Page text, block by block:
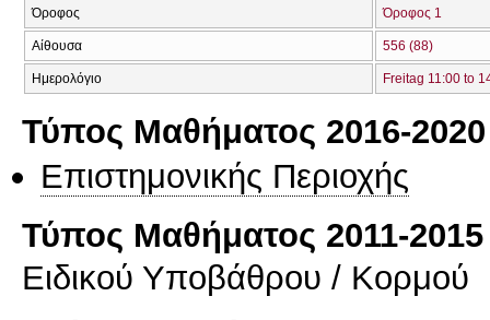
Όροφος Όροφος 1
Αίθουσα 556 (88)
Ημερολόγιο Freitag 11:00 to
Τύπος Μαθήματος 2016-2020
Επιστημονικής Περιοχής
Τύπος Μαθήματος 2011-2015
Ειδικού Υποβάθρου / Κορμού